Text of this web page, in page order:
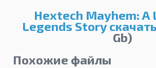
Hextech Mayhem: A
Legends Story
Gb)
Похожие файлы